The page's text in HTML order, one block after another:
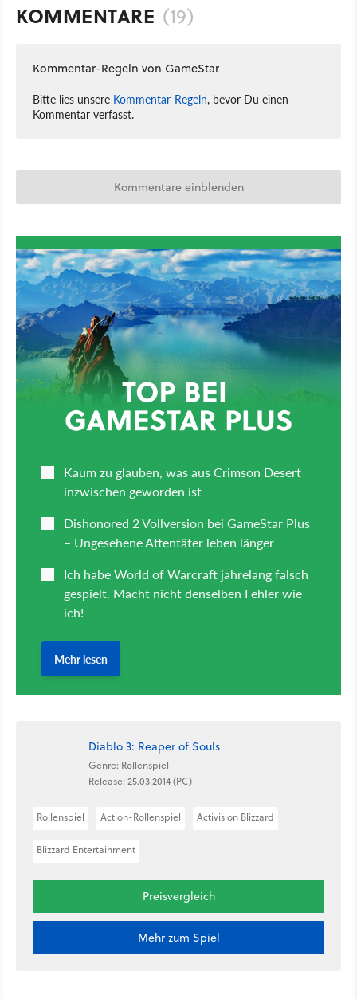
KOMMENTARE (19)
Kommentar-Regeln von GameStar
Bitte lies unsere Kommentar-Regeln, bevor Du einen
Kommentar verfasst.
Kommentare einblenden
Diablo 3: Reaper of Souls
Genre: Rollenspiel
Release: 25.03.2014 (PC)
Rollenspiel Action-Rollenspiel Activision Blizzard
Blizzard Entertainment
Preisvergleich
Mehr zum Spiel